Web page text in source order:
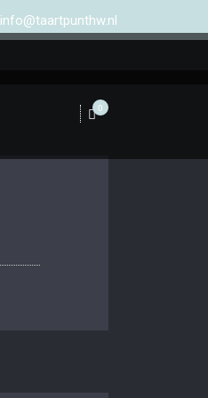
info@taartpunthw.nl
0